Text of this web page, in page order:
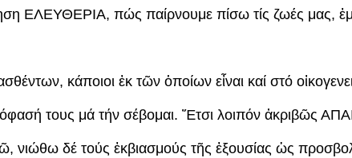
ΕΛΕΥΘΕΡΙΑ, πώς παίρνουμε πίσω τίς ζωές μας,
κάποιοι ἐκ τῶν ὁποίων εἶναι καί στό
τους μά τήν σέβομαι. Ἔτσι λοιπόν ἀκριβῶς
νιώθω δέ τούς ἐκβιασμούς τῆς ἐξουσίας ὡς